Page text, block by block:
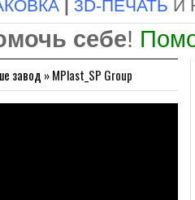
| 3D-ПЕЧАТЬ И
себе!
завод »MPlast_SP Group